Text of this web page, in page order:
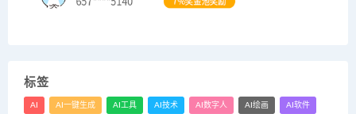
标签
AI AI一键生成 AI工具 AI技术 AI数字人 AI绘画 AI软件